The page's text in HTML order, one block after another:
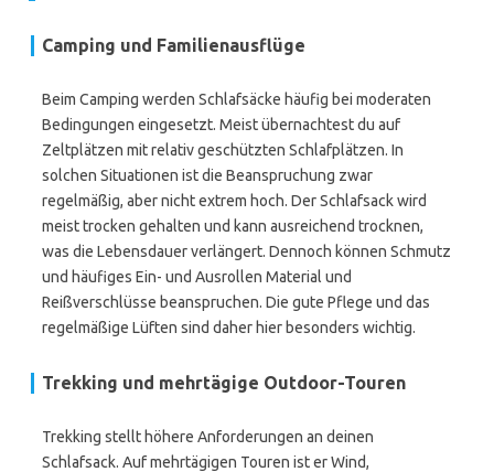
Camping und Familienausflüge
Beim Camping werden Schlafsäcke häufig bei moderaten
Bedingungen eingesetzt. Meist übernachtest du auf
Zeltplätzen mit relativ geschützten Schlafplätzen. In
solchen Situationen ist die Beanspruchung zwar
regelmäßig, aber nicht extrem hoch. Der Schlafsack wird
meist trocken gehalten und kann ausreichend trocknen,
was die Lebensdauer verlängert. Dennoch können Schmutz
und häufiges Ein- und Ausrollen Material und
Reißverschlüsse beanspruchen. Die gute Pflege und das
regelmäßige Lüften sind daher hier besonders wichtig.
Trekking und mehrtägige Outdoor-Touren
Trekking stellt höhere Anforderungen an deinen
Schlafsack. Auf mehrtägigen Touren ist er Wind,